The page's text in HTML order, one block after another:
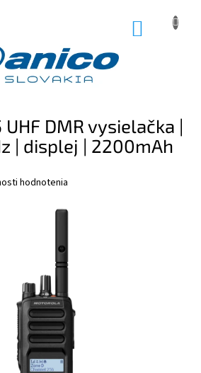
DMR vysielačka |
| displej | 2200mAh
hodnotenia